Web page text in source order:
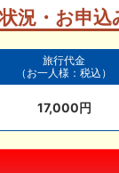
況・お申込
旅行代金
（お一人様：税込）
17,000円